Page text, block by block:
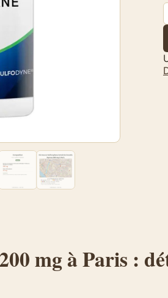
de
mg à Paris :